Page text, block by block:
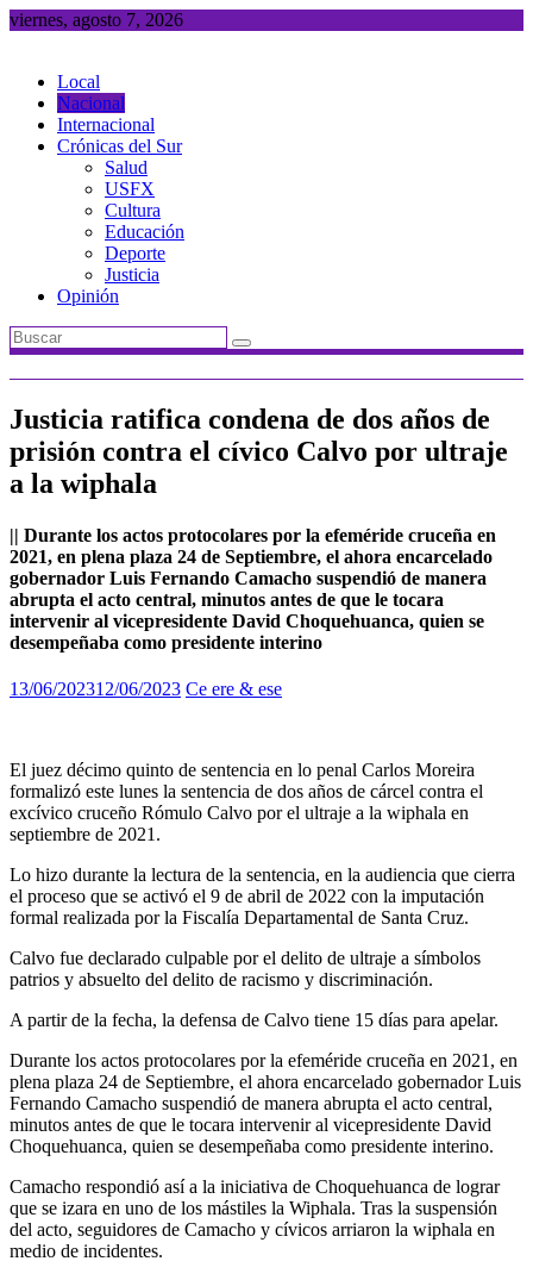
Saltar
viernes, agosto 7, 2026
Local
Nacional
Internacional
Crónicas del Sur
Salud
USFX
Cultura
Educación
Deporte
Justicia
Opinión
Justicia ratifica condena de dos años de
prisión contra el cívico Calvo por ultraje
a la wiphala
|| Durante los actos protocolares por la efeméride cruceña en
2021, en plena plaza 24 de Septiembre, el ahora encarcelado
gobernador Luis Fernando Camacho suspendió de manera
abrupta el acto central, minutos antes de que le tocara
intervenir al vicepresidente David Choquehuanca, quien se
desempeñaba como presidente interino
13/06/202312/06/2023 Ce ere & ese
El juez décimo quinto de sentencia en lo penal Carlos Moreira
formalizó este lunes la sentencia de dos años de cárcel contra el
excívico cruceño Rómulo Calvo por el ultraje a la wiphala en
septiembre de 2021.
Lo hizo durante la lectura de la sentencia, en la audiencia que cierra
el proceso que se activó el 9 de abril de 2022 con la imputación
formal realizada por la Fiscalía Departamental de Santa Cruz.
Calvo fue declarado culpable por el delito de ultraje a símbolos
patrios y absuelto del delito de racismo y discriminación.
A partir de la fecha, la defensa de Calvo tiene 15 días para apelar.
Durante los actos protocolares por la efeméride cruceña en 2021, en
plena plaza 24 de Septiembre, el ahora encarcelado gobernador Luis
Fernando Camacho suspendió de manera abrupta el acto central,
minutos antes de que le tocara intervenir al vicepresidente David
Choquehuanca, quien se desempeñaba como presidente interino.
Camacho respondió así a la iniciativa de Choquehuanca de lograr
que se izara en uno de los mástiles la Wiphala. Tras la suspensión
del acto, seguidores de Camacho y cívicos arriaron la wiphala en
medio de incidentes.